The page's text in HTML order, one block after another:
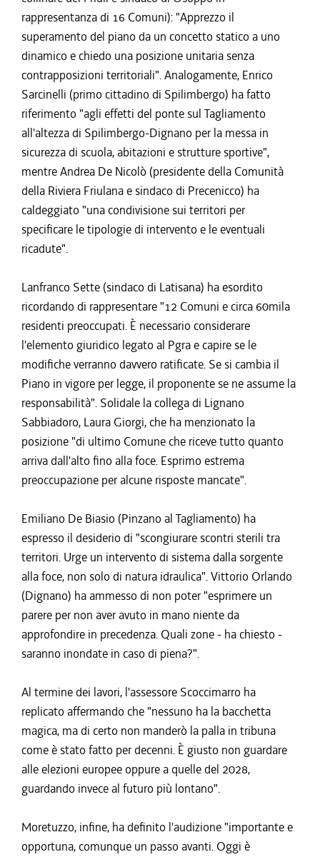
rappresentanza di 16 Comuni): "Apprezzo il
superamento del piano da un concetto statico a uno
dinamico e chiedo una posizione unitaria senza
contrapposizioni territoriali". Analogamente, Enrico
Sarcinelli (primo cittadino di Spilimbergo) ha fatto
riferimento "agli effetti del ponte sul Tagliamento
all'altezza di Spilimbergo-Dignano per la messa in
sicurezza di scuola, abitazioni e strutture sportive",
mentre Andrea De Nicolò (presidente della Comunità
della Riviera Friulana e sindaco di Precenicco) ha
caldeggiato "una condivisione sui territori per
specificare le tipologie di intervento e le eventuali
ricadute".
Lanfranco Sette (sindaco di Latisana) ha esordito
ricordando di rappresentare "12 Comuni e circa 60mila
residenti preoccupati. È necessario considerare
l'elemento giuridico legato al Pgra e capire se le
modifiche verranno davvero ratificate. Se si cambia il
Piano in vigore per legge, il proponente se ne assume la
responsabilità". Solidale la collega di Lignano
Sabbiadoro, Laura Giorgi, che ha menzionato la
posizione "di ultimo Comune che riceve tutto quanto
arriva dall'alto fino alla foce. Esprimo estrema
preoccupazione per alcune risposte mancate".
Emiliano De Biasio (Pinzano al Tagliamento) ha
espresso il desiderio di "scongiurare scontri sterili tra
territori. Urge un intervento di sistema dalla sorgente
alla foce, non solo di natura idraulica". Vittorio Orlando
(Dignano) ha ammesso di non poter "esprimere un
parere per non aver avuto in mano niente da
approfondire in precedenza. Quali zone - ha chiesto -
saranno inondate in caso di piena?".
Al termine dei lavori, l'assessore Scoccimarro ha
replicato affermando che "nessuno ha la bacchetta
magica, ma di certo non manderò la palla in tribuna
come è stato fatto per decenni. È giusto non guardare
alle elezioni europee oppure a quelle del 2028,
guardando invece al futuro più lontano".
Moretuzzo, infine, ha definito l'audizione "importante e
opportuna, comunque un passo avanti. Oggi è